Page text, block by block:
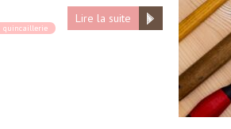
Lire la suite
quincaillerie